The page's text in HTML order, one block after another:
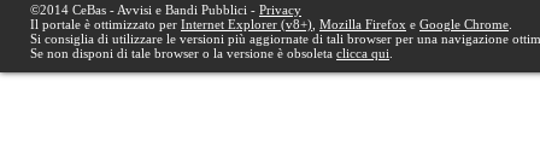
©2014 CeBas - Avvisi e Bandi Pubblici - Privacy
Il portale è ottimizzato per Internet Explorer (v8+) Mozilla Firefox e Google Chrome
Si consiglia di utilizzare le versioni più aggiornate di tali browser per una navigazione
Se non disponi di tale browser o la versione è obsoleta clicca qui